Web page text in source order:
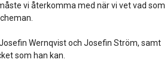
vi återkomma med när vi vet vad som
Wernqvist och Josefin Ström, samt
som han kan.